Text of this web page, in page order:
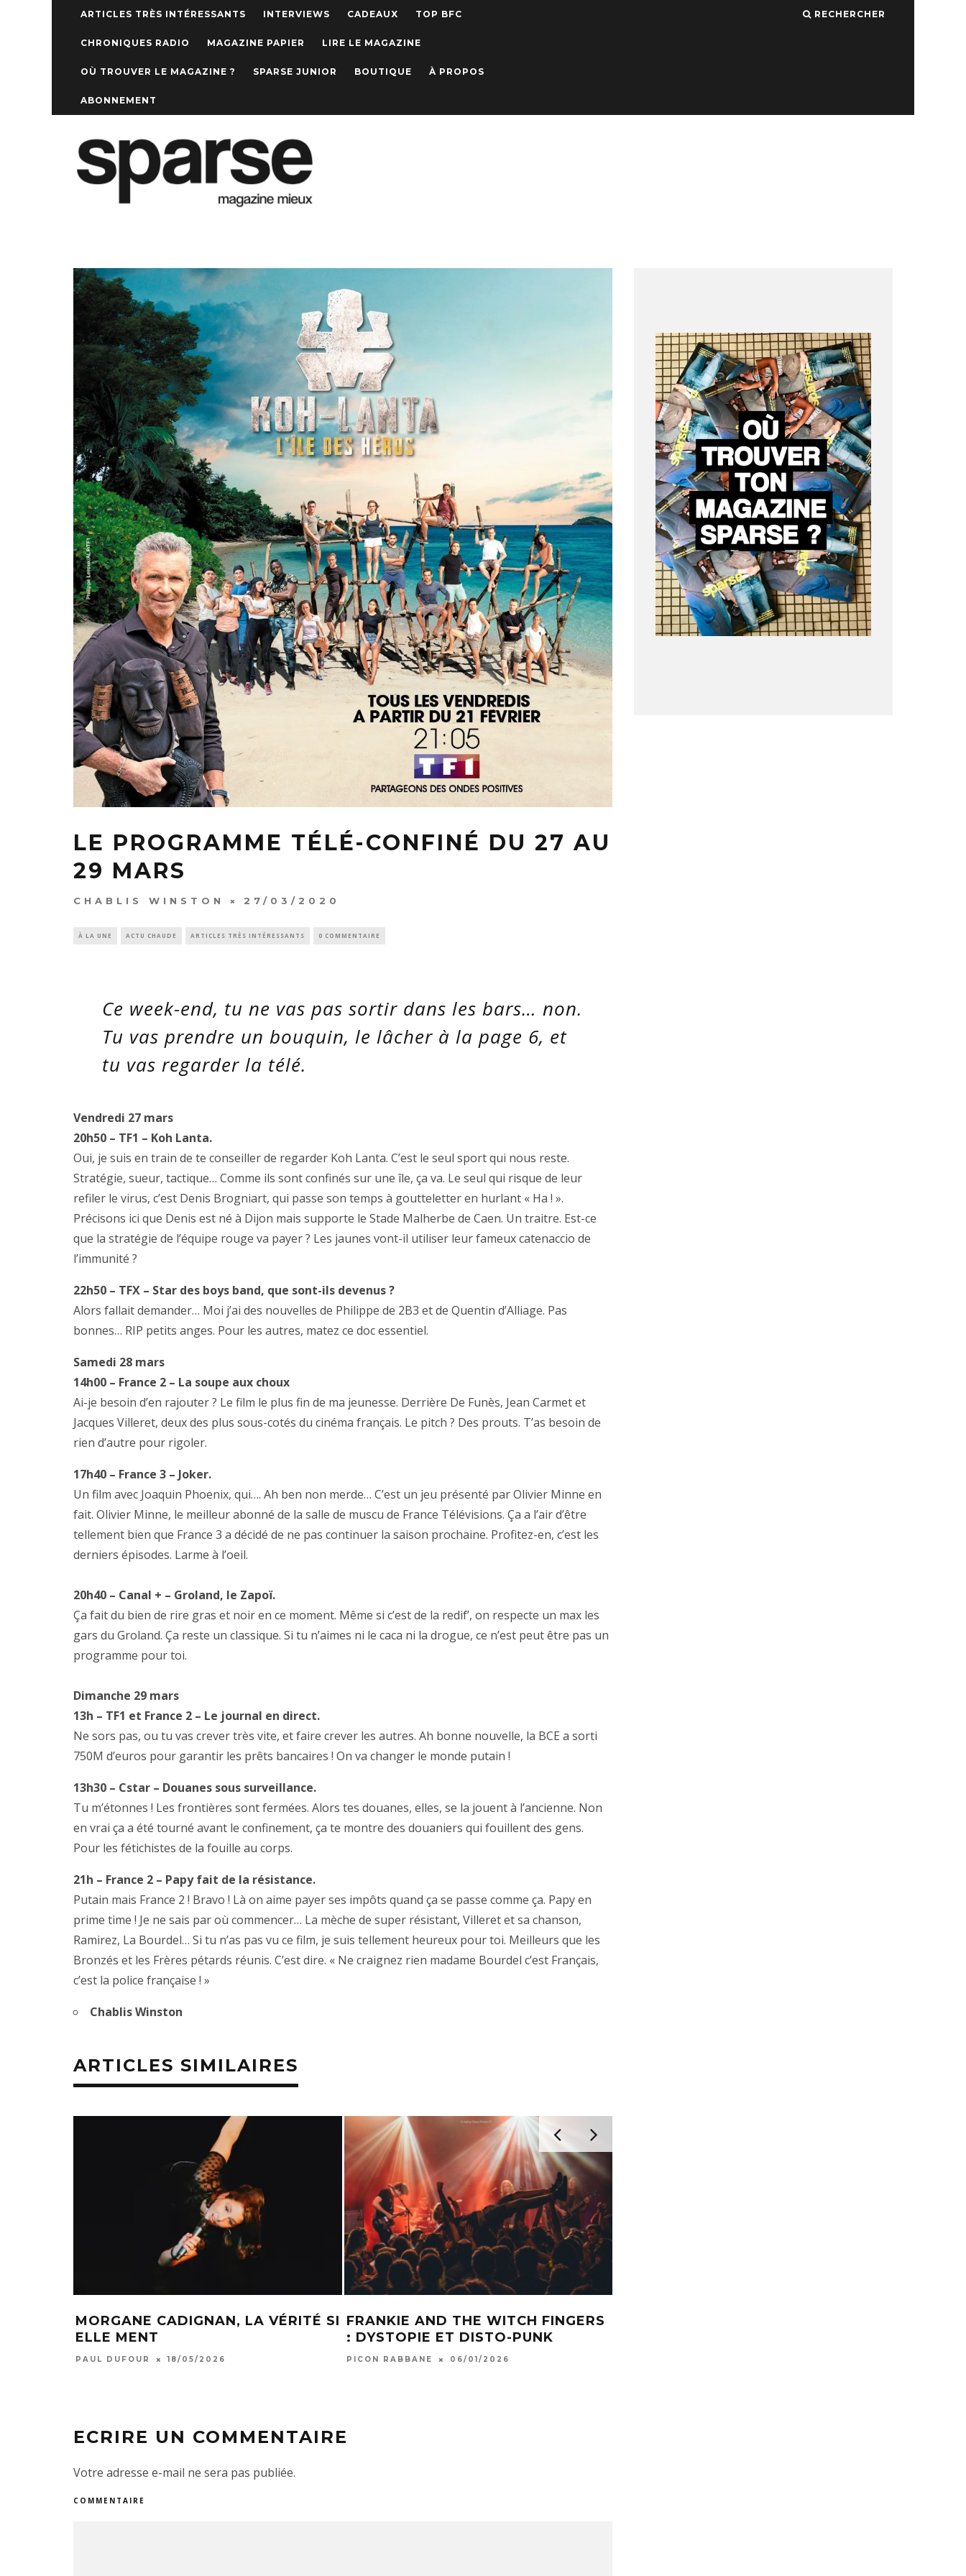
ARTICLES TRÈS INTÉRESSANTS INTERVIEWS CADEAUX TOP BFC
CHRONIQUES RADIO MAGAZINE PAPIER LIRE LE MAGAZINE
OÙ TROUVER LE MAGAZINE ? SPARSE JUNIOR BOUTIQUE À PROPOS
ABONNEMENT
RECHERCHER
LE PROGRAMME TÉLÉ-CONFINÉ DU 27 AU
29 MARS
CHABLIS WINSTON 27/03/2020
À LA UNE ACTU CHAUDE ARTICLES TRÈS INTÉRESSANTS 0 COMMENTAIRE
Ce week-end, tu ne vas pas sortir dans les bars… non.
Tu vas prendre un bouquin, le lâcher à la page 6, et
tu vas regarder la télé.
Vendredi 27 mars
20h50 – TF1 – Koh Lanta.
Oui, je suis en train de te conseiller de regarder Koh Lanta. C’est le seul sport qui nous reste.
Stratégie, sueur, tactique… Comme ils sont confinés sur une île, ça va. Le seul qui risque de leur
refiler le virus, c’est Denis Brogniart, qui passe son temps à goutteletter en hurlant « Ha ! ».
Précisons ici que Denis est né à Dijon mais supporte le Stade Malherbe de Caen. Un traitre. Est-ce
que la stratégie de l’équipe rouge va payer ? Les jaunes vont-il utiliser leur fameux catenaccio de
l’immunité ?
22h50 – TFX – Star des boys band, que sont-ils devenus ?
Alors fallait demander… Moi j’ai des nouvelles de Philippe de 2B3 et de Quentin d’Alliage. Pas
bonnes… RIP petits anges. Pour les autres, matez ce doc essentiel.
Samedi 28 mars
14h00 – France 2 – La soupe aux choux
Ai-je besoin d’en rajouter ? Le film le plus fin de ma jeunesse. Derrière De Funès, Jean Carmet et
Jacques Villeret, deux des plus sous-cotés du cinéma français. Le pitch ? Des prouts. T’as besoin de
rien d’autre pour rigoler.
17h40 – France 3 – Joker.
Un film avec Joaquin Phoenix, qui…. Ah ben non merde… C’est un jeu présenté par Olivier Minne en
fait. Olivier Minne, le meilleur abonné de la salle de muscu de France Télévisions. Ça a l’air d’être
tellement bien que France 3 a décidé de ne pas continuer la saison prochaine. Profitez-en, c’est les
derniers épisodes. Larme à l’oeil.
20h40 – Canal + – Groland, le Zapoï.
Ça fait du bien de rire gras et noir en ce moment. Même si c’est de la redif’, on respecte un max les
gars du Groland. Ça reste un classique. Si tu n’aimes ni le caca ni la drogue, ce n’est peut être pas un
programme pour toi.
Dimanche 29 mars
13h – TF1 et France 2 – Le journal en direct.
Ne sors pas, ou tu vas crever très vite, et faire crever les autres. Ah bonne nouvelle, la BCE a sorti
750M d’euros pour garantir les prêts bancaires ! On va changer le monde putain !
13h30 – Cstar – Douanes sous surveillance.
Tu m’étonnes ! Les frontières sont fermées. Alors tes douanes, elles, se la jouent à l’ancienne. Non
en vrai ça a été tourné avant le confinement, ça te montre des douaniers qui fouillent des gens.
Pour les fétichistes de la fouille au corps.
21h – France 2 – Papy fait de la résistance.
Putain mais France 2 ! Bravo ! Là on aime payer ses impôts quand ça se passe comme ça. Papy en
prime time ! Je ne sais par où commencer… La mèche de super résistant, Villeret et sa chanson,
Ramirez, La Bourdel… Si tu n’as pas vu ce film, je suis tellement heureux pour toi. Meilleurs que les
Bronzés et les Frères pétards réunis. C’est dire. « Ne craignez rien madame Bourdel c’est Français,
c’est la police française ! »
Chablis Winston
ARTICLES SIMILAIRES
MORGANE CADIGNAN, LA VÉRITÉ SI
ELLE MENT
PAUL DUFOUR 18/05/2026
FRANKIE AND THE WITCH FINGERS
: DYSTOPIE ET DISTO-PUNK
PICON RABBANE 06/01/2026
ECRIRE UN COMMENTAIRE
Votre adresse e-mail ne sera pas publiée.
COMMENTAIRE